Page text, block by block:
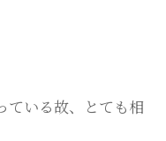
ている故、とても相